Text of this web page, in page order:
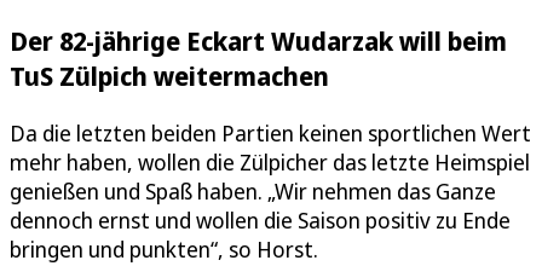
Der 82-jährige Eckart Wudarzak will beim
TuS Zülpich weitermachen
Da die letzten beiden Partien keinen sportlichen Wert
mehr haben, wollen die Zülpicher das letzte Heimspiel
genießen und Spaß haben. „Wir nehmen das Ganze
dennoch ernst und wollen die Saison positiv zu Ende
bringen und punkten“, so Horst.